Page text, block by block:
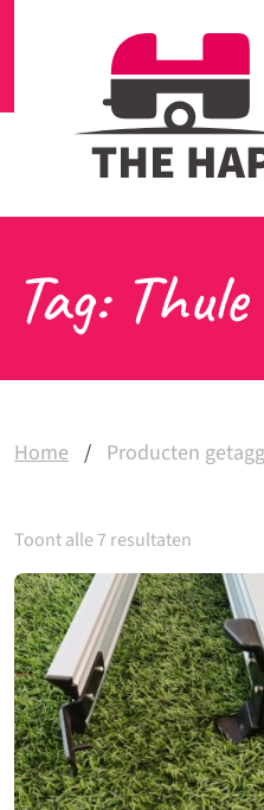
Tag:
Home / Producten
Toont alle 7 resultaten